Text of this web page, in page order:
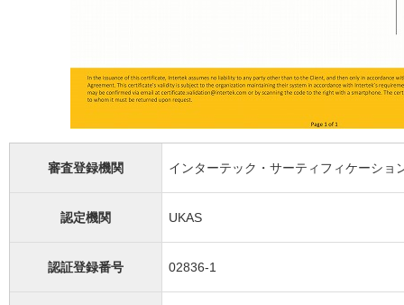
審査登録機関 インターテック・サーティフィケーショ
認定機関 UKAS
認証登録番号 02836-1